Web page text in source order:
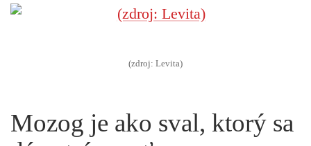
(zdroj: Levita)
Mozog je ako sval, ktorý sa